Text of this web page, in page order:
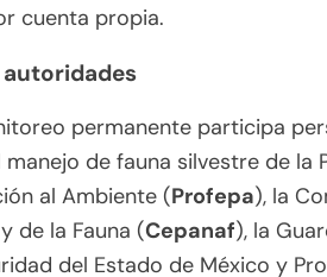
cuenta propia.
permanente participa
manejo de fauna silvestre de la
al Ambiente (Profepa), la
de la Fauna (Cepanaf), la
del Estado de México y